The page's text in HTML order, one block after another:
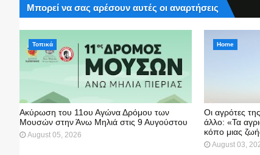
Μπορεί να σας αρέσουν αυτές οι αναρτήσεις
Τοπικά
Ακύρωση του 11ου Αγώνα Δρόμου των
Μουσών στην Άνω Μηλιά στις 9 Αυγούστου
August 05, 2026
Home
Οι αγρότες
άλλο: «Τα
κόπο μιας
August 03,